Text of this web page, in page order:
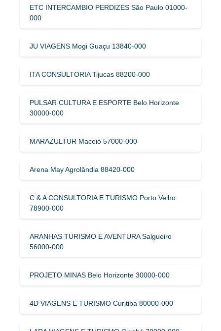
ETC INTERCAMBIO PERDIZES São Paulo 01000-
000
JU VIAGENS Mogi Guaçu 13840-000
ITA CONSULTORIA Tijucas 88200-000
PULSAR CULTURA E ESPORTE Belo Horizonte
30000-000
MARAZULTUR Maceió 57000-000
Arena May Agrolândia 88420-000
C & A CONSULTORIA E TURISMO Porto Velho
78900-000
ARANHAS TURISMO E AVENTURA Salgueiro
56000-000
PROJETO MINAS Belo Horizonte 30000-000
4D VIAGENS E TURISMO Curitiba 80000-000